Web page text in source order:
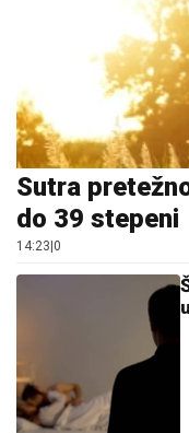
Sutra
do 39 stepeni
14:23|0